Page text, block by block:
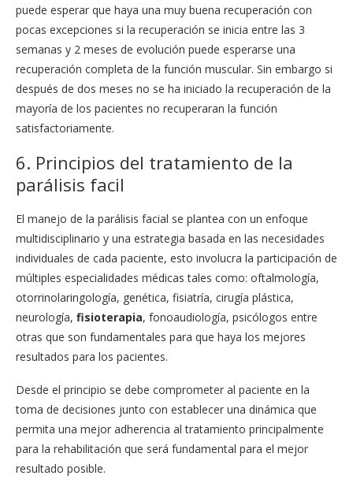
puede esperar que haya una muy buena recuperación con
pocas excepciones si la recuperación se inicia entre las 3
semanas y 2 meses de evolución puede esperarse una
recuperación completa de la función muscular. Sin embargo si
después de dos meses no se ha iniciado la recuperación de la
mayoría de los pacientes no recuperaran la función
satisfactoriamente.
6. Principios del tratamiento de la
parálisis facil
El manejo de la parálisis facial se plantea con un enfoque
multidisciplinario y una estrategia basada en las necesidades
individuales de cada paciente, esto involucra la participación de
múltiples especialidades médicas tales como: oftalmología,
otorrinolaringología, genética, fisiatría, cirugía plástica,
neurología, fisioterapia, fonoaudiología, psicólogos entre
otras que son fundamentales para que haya los mejores
resultados para los pacientes.
Desde el principio se debe comprometer al paciente en la
toma de decisiones junto con establecer una dinámica que
permita una mejor adherencia al tratamiento principalmente
para la rehabilitación que será fundamental para el mejor
resultado posible.